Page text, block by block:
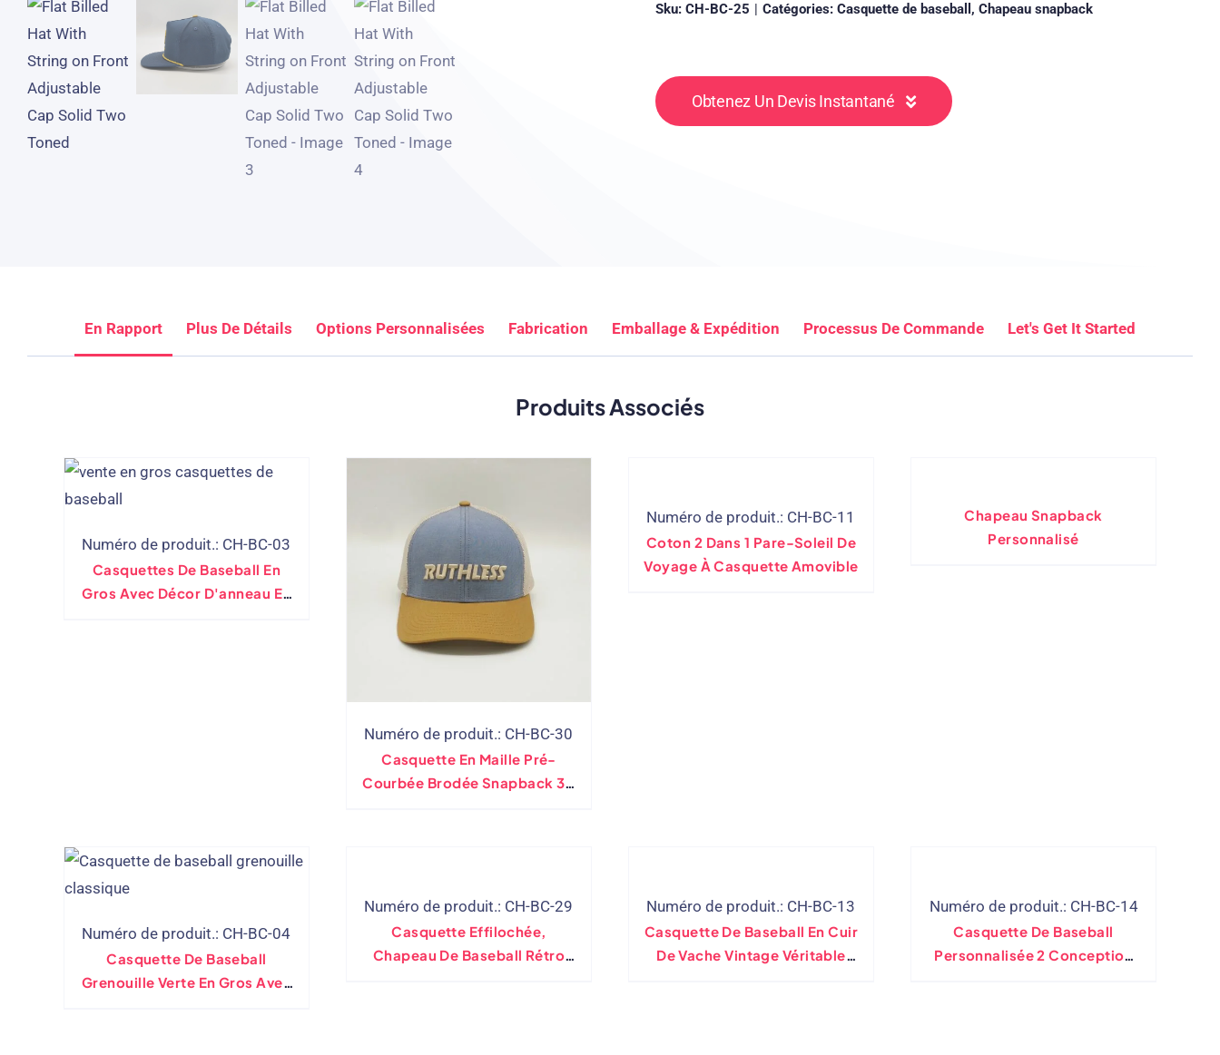
Sku: CH-BC-25 | Catégories: Casquette de baseball , Chapeau snapback
Obtenez Un Devis Instantané
En Rapport Plus De Détails Options Personnalisées Fabrication Emballage & Expédition Processus De Commande Let's Get It Started
Produits Associés
Numéro de produit.: CH-BC-03
Casquettes De Baseball En
Gros Avec Décor D'anneau En
Numéro de produit.: CH-BC-30
Casquette En Maille Pré-
Courbée Brodée Snapback 3D
Numéro de produit.: CH-BC-11
Coton 2 Dans 1 Pare-Soleil De
Voyage À Casquette Amovible
Chapeau Snapback
Personnalisé
Numéro de produit.: CH-BC-04
Casquette De Baseball
Grenouille Verte En Gros Avec
Numéro de produit.: CH-BC-29
Casquette Effilochée,
Chapeau De Baseball Rétro
Numéro de produit.: CH-BC-13
Casquette De Baseball En Cuir
De Vache Vintage Véritable
Numéro de produit.: CH-BC-14
Casquette De Baseball
Personnalisée 2 Conception